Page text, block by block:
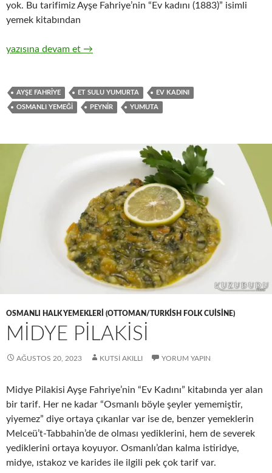
yok. Bu tarifimiz Ayşe Fahriye’nin “Ev kadını (1883)” isimli
yemek kitabından
PEYNİRLİ YUMURTA
yazısına devam et →
AYŞE FAHRIYE ET SULU YUMURTA EV KADINI
OSMANLI YEMEĞI PEYNIR YUMUTA
OSMANLI HALK YEMEKLERI (OTTOMAN/TURKISH FOLK CUISINE)
MİDYE PİLAKİSİ
AĞUSTOS 20, 2023 KUTSI AKILLI YORUM YAPIN
Midye Pilakisi Ayşe Fahriye’nin “Ev Kadını” kitabında yer alan
bir tarif. Her ne kadar “Osmanlı böyle şeyler yememiştir,
yiyemez” diye ortaya çıkanlar var ise de, benzer yemeklerin
Melceü’t-Tabbahin’de de olması yediklerini, hem de severek
yediklerini ortaya koyuyor. Osmanlı’dan kalma istiridye,
midye, ıstakoz ve karides ile ilgili pek çok tarif var.